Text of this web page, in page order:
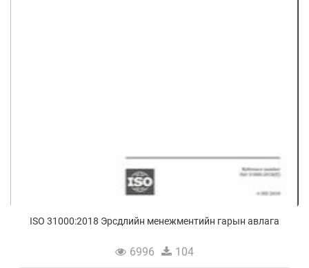
ISO 31000:2018 Эрсдлийн менежментийн гарын авлага
6996 104